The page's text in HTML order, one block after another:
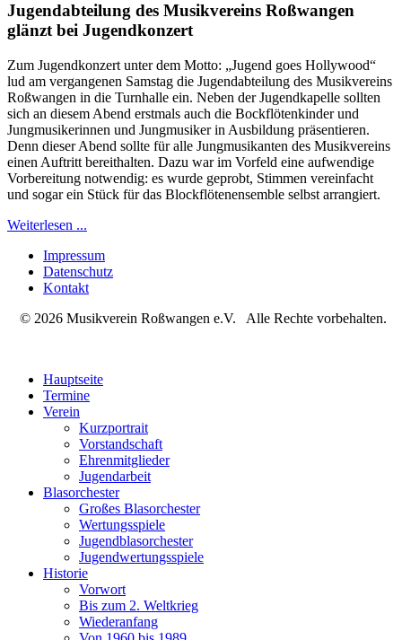
Jugendabteilung des Musikvereins Roßwangen
glänzt bei Jugendkonzert
Zum Jugendkonzert unter dem Motto: „Jugend goes Hollywood“
lud am vergangenen Samstag die Jugendabteilung des Musikvereins
Roßwangen in die Turnhalle ein. Neben der Jugendkapelle sollten
sich an diesem Abend erstmals auch die Bockflötenkinder und
Jungmusikerinnen und Jungmusiker in Ausbildung präsentieren.
Denn dieser Abend sollte für alle Jungmusikanten des Musikvereins
einen Auftritt bereithalten. Dazu war im Vorfeld eine aufwendige
Vorbereitung notwendig: es wurde geprobt, Stimmen vereinfacht
und sogar ein Stück für das Blockflötenensemble selbst arrangiert.
Weiterlesen ...
Impressum
Datenschutz
Kontakt
© 2026 Musikverein Roßwangen e.V. Alle Rechte vorbehalten.
Hauptseite
Termine
Verein
Kurzportrait
Vorstandschaft
Ehrenmitglieder
Jugendarbeit
Blasorchester
Großes Blasorchester
Wertungsspiele
Jugendblasorchester
Jugendwertungsspiele
Historie
Vorwort
Bis zum 2. Weltkrieg
Wiederanfang